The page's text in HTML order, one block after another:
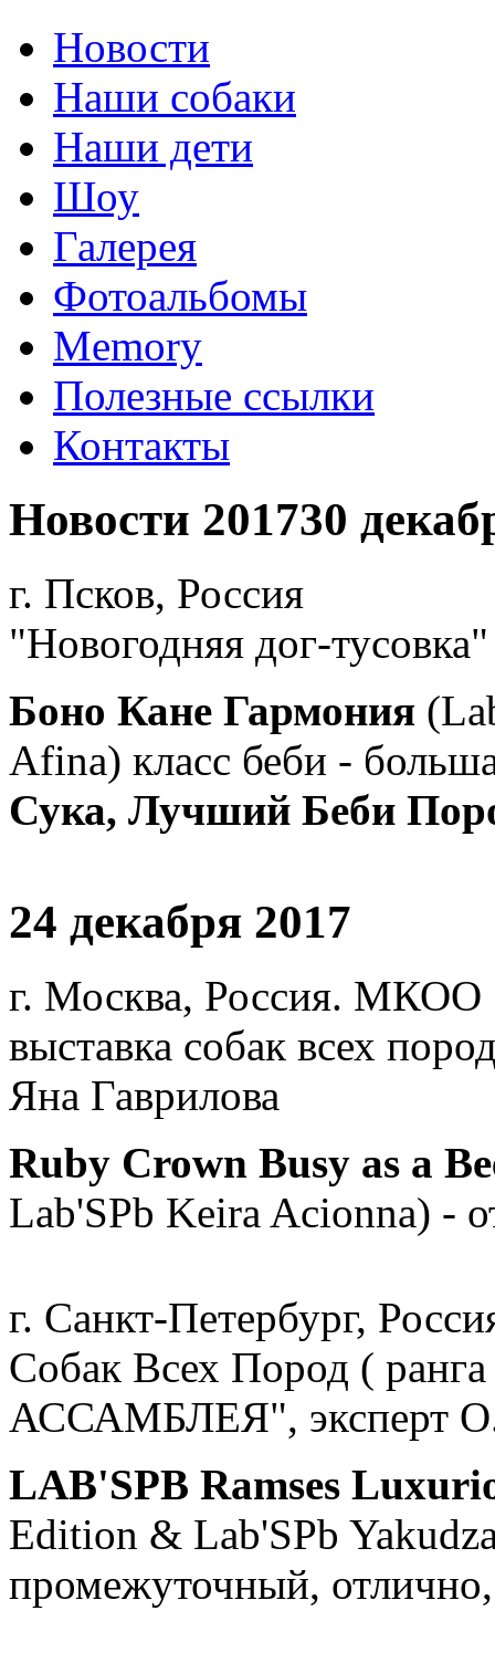
Новости
Наши собаки
Наши дети
Шоу
Галерея
Фотоальбомы
Memory
Полезные ссылки
Контакты
Новости 201730
г. Псков, Россия
"Новогодняя дог-тусовка"
Боно Кане Гармония
Afina) класс беби -
Сука, Лучший Беби
24 декабря 2017
г. Москва, Россия. МКОО
выставка собак всех
Яна Гаврилова
Ruby Crown Busy as a
Lab'SPb Keira Acionna) -
г. Санкт-Петербург,
Собак Всех Пород (
АССАМБЛЕЯ", эксперт О.
LAB'SPB Ramses
Edition & Lab'SPb
промежуточный,